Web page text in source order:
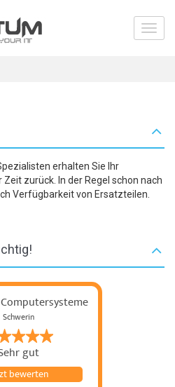
erhalten Sie Ihr
zurück. In der Regel schon nach
Verfügbarkeit von Ersatzteilen.
Schwerin
gut
bewerten